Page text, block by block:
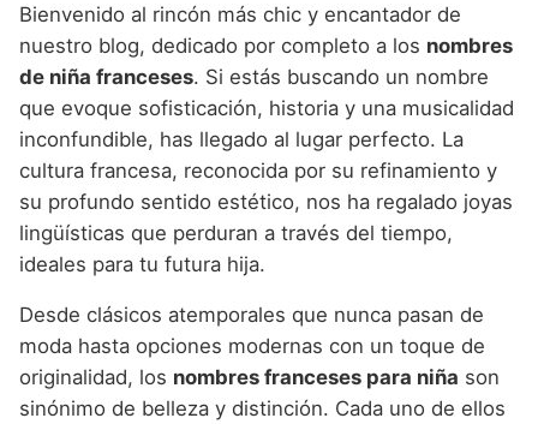
Nombres de Niña que empiezan por H
Nombres de Niña que empiezan por I
Nombres de Niña que empiezan por J
Nombres de Niña que empiezan por K
Nombres de Niña que empiezan por L
Nombres de Niña que empiezan por M
Nombres de Niña que empiezan por N
Nombres de Niña que empiezan por O
Nombres de Niña que empiezan por P
Nombres de Niña Vikingos
Nombres de Niña Ingleses
Nombres de Niña Italianos
Nombres de Niña Japoneses
Nombres de Niña Judios
Nombres de Niña Marroquies
Nombres de Niña Portugueses
Nombres de Niña Rumanos
Nombres de Niña Rusos
Nombres de Niña Suecos
Nombres de Niña Canarios
Nombres de Niña Cantabros
Nombres de Niña Castellanos
Nombres de Niña Catalanes
Nombres de Niña Extremeños
Nombres de Niña Gallegos
Nombres de Niña Madrileños
Nombres de Niña Murcianos
Nombres de Niña Navarros
Bienvenido al rincón más chic y encantador de
nuestro blog, dedicado por completo a los nombres
de niña franceses. Si estás buscando un nombre
que evoque sofisticación, historia y una musicalidad
inconfundible, has llegado al lugar perfecto. La
cultura francesa, reconocida por su refinamiento y
su profundo sentido estético, nos ha regalado joyas
lingüísticas que perduran a través del tiempo,
ideales para tu futura hija.
Desde clásicos atemporales que nunca pasan de
moda hasta opciones modernas con un toque de
originalidad, los nombres franceses para niña son
sinónimo de belleza y distinción. Cada uno de ellos